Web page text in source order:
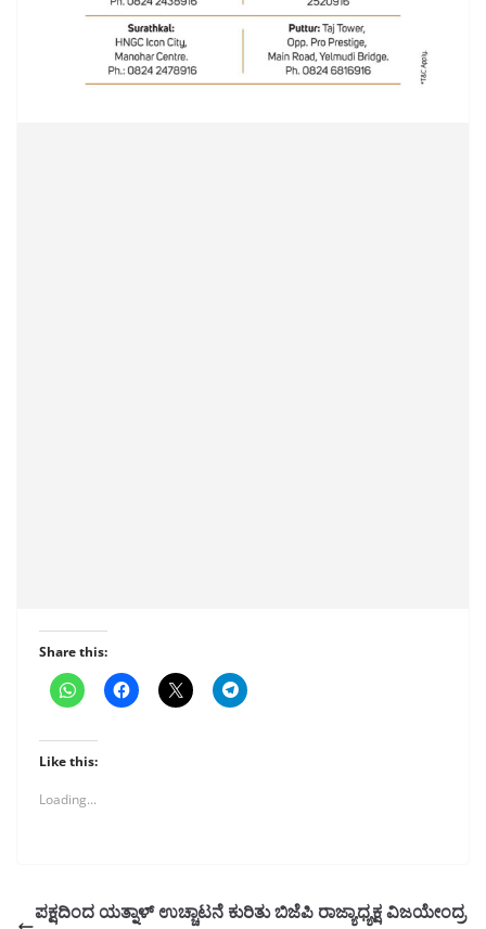
Share this:
Like this:
Loading...
ಪಕ್ಷದಿಂದ ಯತ್ನಾಳ್ ಉಚ್ಚಾಟನೆ ಕುರಿತು ಬಿಜೆಪಿ ರಾಜ್ಯಾಧ್ಯಕ್ಷ ವಿಜಯೇಂದ್ರ